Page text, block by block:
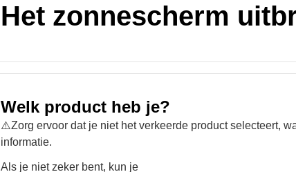
Het zonnescherm
Welk product heb je?
⚠️Zorg ervoor dat je niet het verkeerde product selecteert,
informatie.
Als je niet zeker bent, kun je